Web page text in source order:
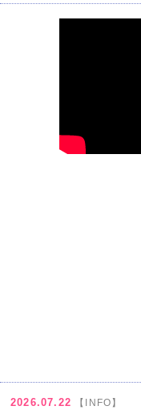
2026.07.22
【INFO】